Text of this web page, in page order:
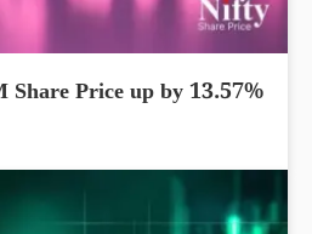
Share Price up by 13.57%